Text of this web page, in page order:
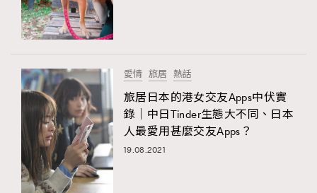
愛情 旅居 熱話
旅居日本的港女交友Apps中伏實
錄｜中日Tinder生態大不同、日本
人最愛用甚麼交友Apps？
19.08.2021